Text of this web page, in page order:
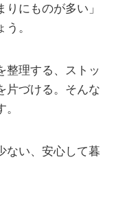
にものが多い」
。
整理する、ストッ
片づける。そんな
ない、安心して暮